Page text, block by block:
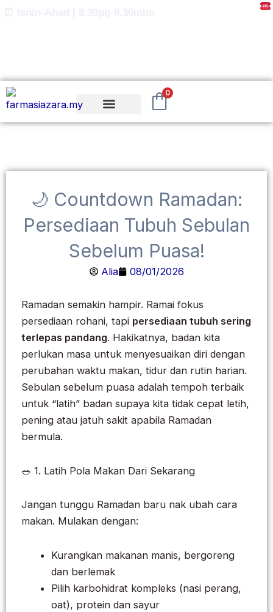
0
🌙 Countdown Ramadan:
Persediaan Tubuh Sebulan
Sebelum Puasa!
Alia 08/01/2026
Ramadan semakin hampir. Ramai fokus
persediaan rohani, tapi persediaan tubuh sering
terlepas pandang. Hakikatnya, badan kita
perlukan masa untuk menyesuaikan diri dengan
perubahan waktu makan, tidur dan rutin harian.
Sebulan sebelum puasa adalah tempoh terbaik
untuk “latih” badan supaya kita tidak cepat letih,
pening atau jatuh sakit apabila Ramadan
bermula.
🥗 1. Latih Pola Makan Dari Sekarang
Jangan tunggu Ramadan baru nak ubah cara
makan. Mulakan dengan:
Kurangkan makanan manis, bergoreng
dan berlemak
Pilih karbohidrat kompleks (nasi perang,
oat), protein dan sayur